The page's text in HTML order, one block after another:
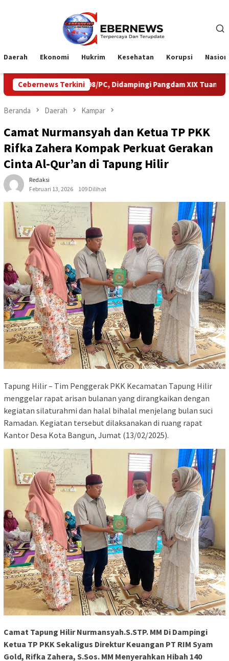
Daerah Ekonomi Hukrim Kesehatan Korupsi
Cebernews Terkini
Didampingi Pangdam XIX Tuanku Tambusai Ekspedisi
Beranda Daerah Kampar
Camat Nurmansyah dan Ketua TP PKK
Rifka Zahera Kompak Perkuat Gerakan
Cinta Al-Qur’an di Tapung Hilir
Redaksi
Februari 13, 2026
109 Dilihat
Tapung Hilir – Tim Penggerak PKK Kecamatan Tapung Hilir
menggelar rapat arisan bulanan yang dirangkaikan dengan
kegiatan silaturahmi dan halal bihalal menjelang bulan suci
Ramadan. Kegiatan tersebut dilaksanakan di ruang rapat
Kantor Desa Kota Bangun, Jumat (13/02/2025).
Camat Tapung Hilir Nurmansyah.S.STP. MM Di Dampingi
Ketua TP PKK Sekaligus Direktur Keuangan PT RIM Syam
Gold, Rifka Zahera, S.Sos. MM Menyerahkan Hibah 140